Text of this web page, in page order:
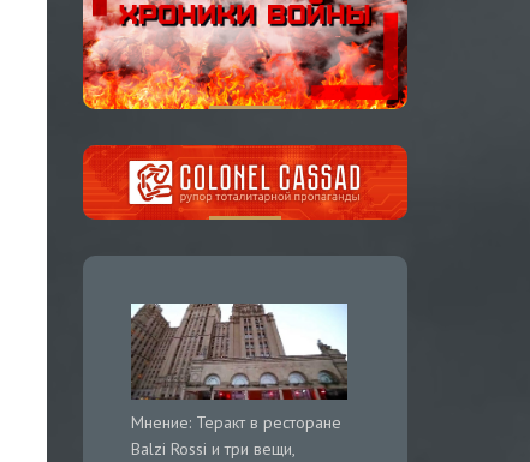
Мнение: Теракт в ресторане
Balzi Rossi и три вещи,